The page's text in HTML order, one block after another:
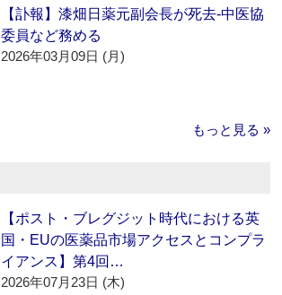
【訃報】漆畑日薬元副会長が死去‐中医協
委員など務める
2026年03月09日 (月)
もっと見る »
【ポスト・ブレグジット時代における英
国・EUの医薬品市場アクセスとコンプラ
イアンス】第4回…
2026年07月23日 (木)